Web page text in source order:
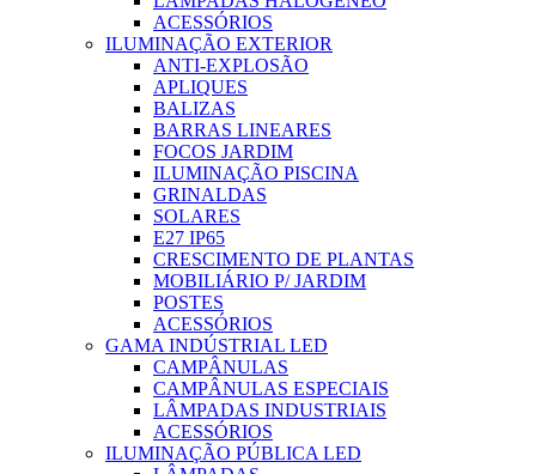
ACESSÓRIOS
ILUMINAÇÃO EXTERIOR
ANTI-EXPLOSÃO
APLIQUES
BALIZAS
BARRAS LINEARES
FOCOS JARDIM
ILUMINAÇÃO PISCINA
GRINALDAS
SOLARES
E27 IP65
CRESCIMENTO DE PLANTAS
MOBILIÁRIO P/ JARDIM
POSTES
ACESSÓRIOS
GAMA INDÚSTRIAL LED
CAMPÂNULAS
CAMPÂNULAS ESPECIAIS
LÂMPADAS INDUSTRIAIS
ACESSÓRIOS
ILUMINAÇÃO PÚBLICA LED